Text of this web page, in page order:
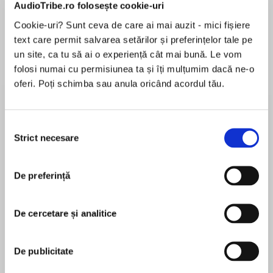
AudioTribe.ro folosește cookie-uri
Cookie-uri? Sunt ceva de care ai mai auzit - mici fișiere
text care permit salvarea setărilor și preferințelor tale pe
un site, ca tu să ai o experiență cât mai bună. Le vom
folosi numai cu permisiunea ta și îți mulțumim dacă ne-o
oferi. Poți schimba sau anula oricând acordul tău.
consimțământului
Strict necesare
De preferință
De cercetare și analitice
De publicitate
Desprecarte
The powerful story of Cecily Neville, torn
rules the north with an iron fist. Ralph Neville,
Earl of Westmorland, a giant of a man and a
power by negotiating brilliant marriages for his
children. The last betrothal he arranges before
he dies is between his youngest daughter, nine-
year-old Cicely, and his ward Richard, the
În acest moment nu există recenzii
pentru această carte